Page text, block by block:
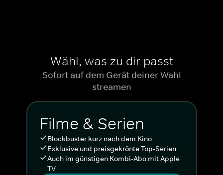
Wähl, was zu dir passt
Sofort auf dem Gerät deiner Wahl
streamen
Filme & Serien
Blockbuster kurz nach dem Kino
Exklusive und preisgekrönte Top-Serien
Auch im günstigen Kombi-Abo mit Apple
TV